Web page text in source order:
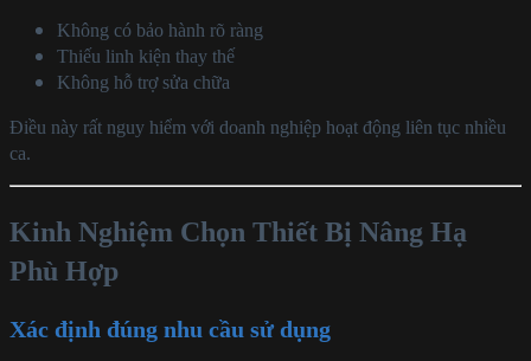
Không có bảo hành rõ ràng
Thiếu linh kiện thay thế
Không hỗ trợ sửa chữa
Điều này rất nguy hiểm với doanh nghiệp hoạt động liên tục nhiều
ca.
Kinh Nghiệm Chọn Thiết Bị Nâng Hạ
Phù Hợp
Xác định đúng nhu cầu sử dụng